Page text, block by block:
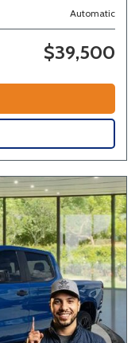
Automatic
$39,500